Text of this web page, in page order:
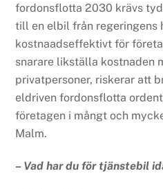
fordonsflotta 2030 krävs
till en elbil från regeringens
kostnaadseffektivt för
snarare likställa kostnaden
privatpersoner, riskerar att
eldriven fordonsflotta
företagen i mångt och
Malm.
– Vad har du för tjänstebil